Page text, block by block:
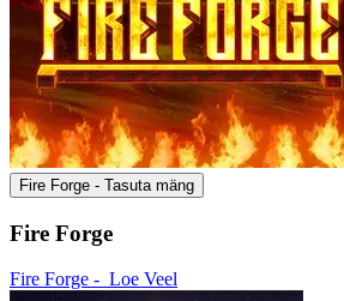
Fire Forge - Tasuta mäng
Fire Forge
Fire Forge - Loe Veel